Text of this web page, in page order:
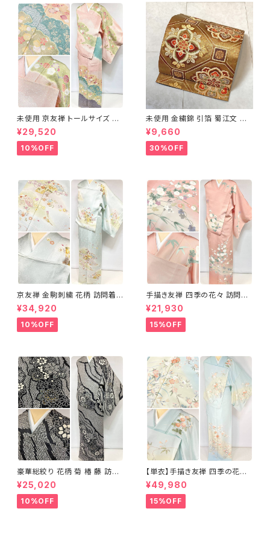
未使用 京友禅 トールサイズ 染
め分け 金彩 訪問着 袷 正絹 ピ
ンク 黄緑 紫 黄色 1438
¥29,520
10%OFF
未使用 金繍錦 引箔 蜀江文 唐
織 華紋 袋帯 正絹 金糸 ゴール
ド 赤 紫 710
¥9,660
30%OFF
京友禅 金駒刺繍 花柄 訪問着
正絹 水色 黄緑 パステルカラー
アイスグリーン 1433
¥34,920
10%OFF
手描き友禅 四季の花々 訪問着
袷 正絹 サーモンピンク クリー
ム 白 桃花色 1434
¥21,930
15%OFF
豪華総絞り 花柄 菊 椿 藤 訪問
着 鹿の子絞り ラメ 正絹 黒 白
グレー 1435
¥25,020
10%OFF
【単衣】手描き友禅 四季の花々
正絹 訪問着 水色 黄緑 白 パス
テルカラー 1431
¥49,980
15%OFF